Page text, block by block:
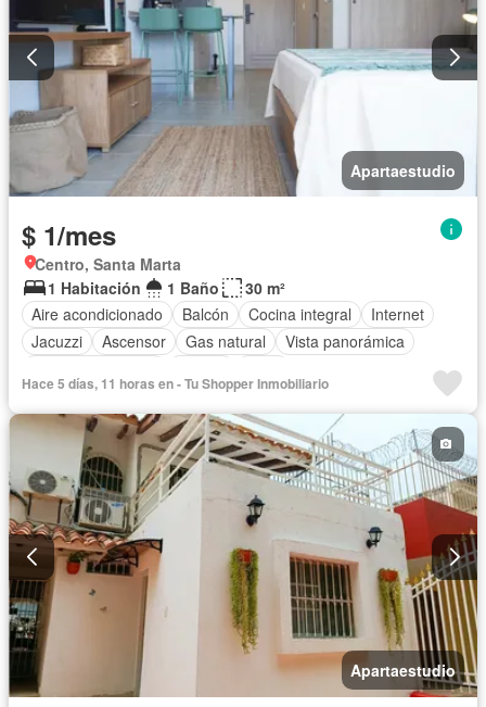
Apartaestudio
$ 1/mes
Centro, Santa Marta
1 Habitación
1 Baño
30 m²
Aire acondicionado
Balcón Cocina integral
Internet
Jacuzzi
Ascensor Gas natural
Vista panorámica
Hace 5 días, 11 horas en - Tu Shopper Inmobiliario
Apartaestudio